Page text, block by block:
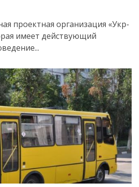
проектная организация «Укр-
имеет действующий